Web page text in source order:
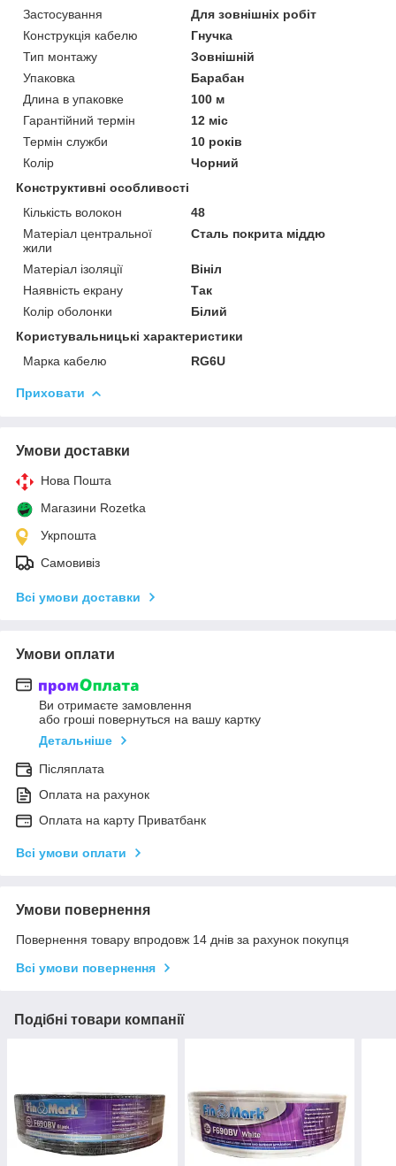
Застосування
Для зовнішніх робіт
Конструкція кабелю
Гнучка
Тип монтажу
Зовнішній
Упаковка
Барабан
Длина в упаковке
100 м
Гарантійний термін
12 міс
Термін служби
10 років
Колір
Чорний
Конструктивні особливості
Кількість волокон
48
Матеріал центральної
жили
Сталь покрита міддю
Матеріал ізоляції
Вініл
Наявність екрану
Так
Колір оболонки
Білий
Користувальницькі характеристики
Марка кабелю
RG6U
Приховати
Умови доставки
Нова Пошта
Магазини Rozetka
Укрпошта
Самовивіз
Всі умови доставки
Умови оплати
Ви отримаєте замовлення
або гроші повернуться на вашу картку
Детальніше
Післяплата
Оплата на рахунок
Оплата на карту Приватбанк
Всі умови оплати
Умови повернення
Повернення товару впродовж 14 днів за рахунок покупця
Всі умови повернення
Подібні товари компанії